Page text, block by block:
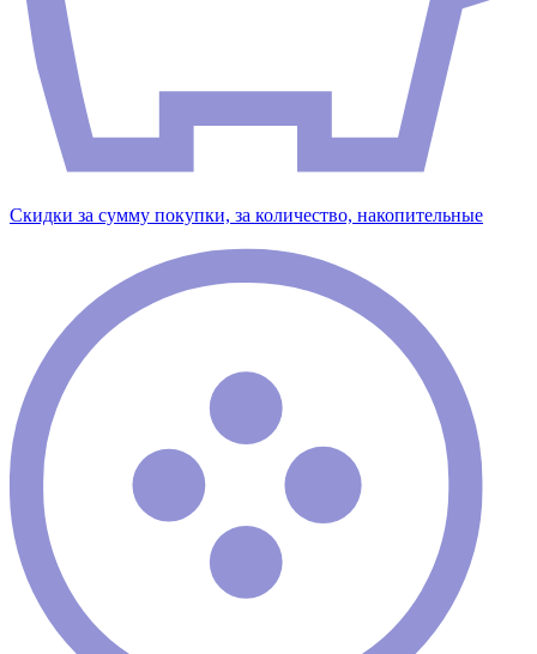
Скидки за сумму покупки, за количество, накопительные